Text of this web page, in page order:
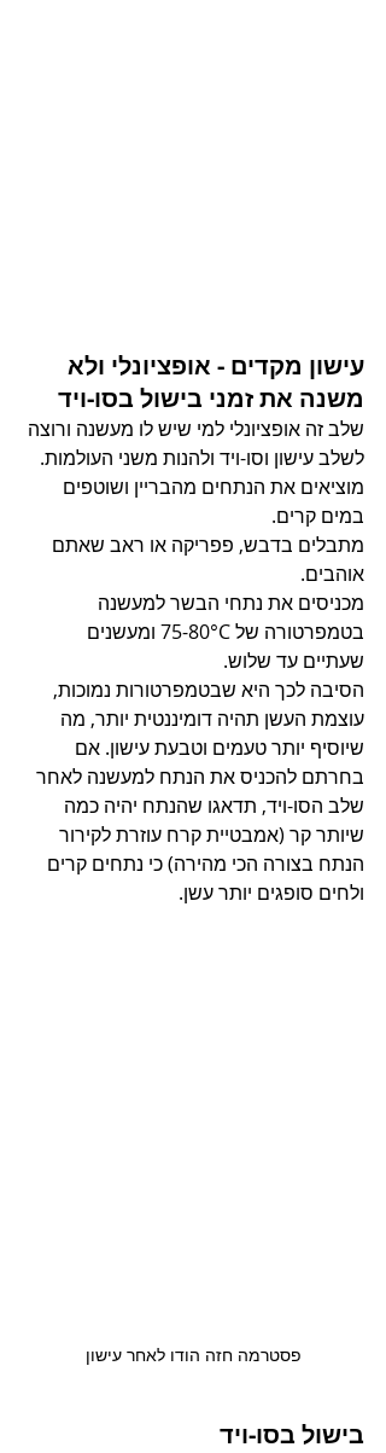
עישון מקדים - אופציונלי ולא
משנה את זמני בישול בסו-ויד
שלב זה אופציונלי למי שיש לו מעשנה ורוצה
לשלב עישון וסו-ויד ולהנות משני העולמות.
מוציאים את הנתחים מהבריין ושוטפים
במים קרים.
מתבלים בדבש, פפריקה או ראב שאתם
אוהבים.
מכניסים את נתחי הבשר למעשנה
בטמפרטורה של 75-80°C ומעשנים
שעתיים עד שלוש.
הסיבה לכך היא שבטמפרטורות נמוכות,
עוצמת העשן תהיה דומיננטית יותר, מה
שיוסיף יותר טעמים וטבעת עישון. אם
בחרתם להכניס את הנתח למעשנה לאחר
שלב הסו-ויד, תדאגו שהנתח יהיה כמה
שיותר קר (אמבטיית קרח עוזרת לקירור
הנתח בצורה הכי מהירה) כי נתחים קרים
ולחים סופגים יותר עשן.
פסטרמה חזה הודו לאחר עישון
בישול בסו-ויד